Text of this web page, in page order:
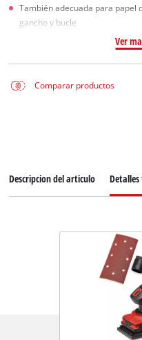
También adecuada para papel
gancho y bucle
Ver
Comparar productos
Descripcion del articulo Detalles